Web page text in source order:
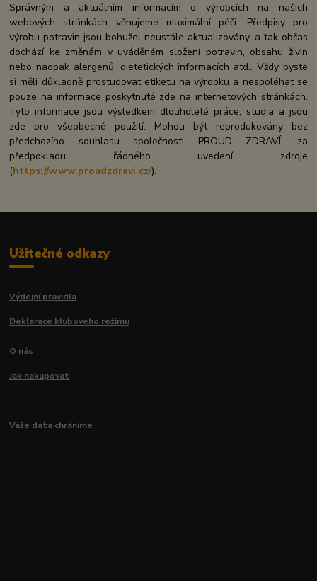
Správným a aktuálním informacím o výrobcích na našich
webových stránkách věnujeme maximální péči. Předpisy pro
výrobu potravin jsou bohužel neustále aktualizovány, a tak občas
dochází ke změnám v uváděném složení potravin, obsahu živin
nebo naopak alergenů, dietetických informacích atd.. Vždy byste
si měli důkladně prostudovat etiketu na výrobku a nespoléhat se
pouze na informace poskytnuté zde na internetových stránkách.
Tyto informace jsou výsledkem dlouholeté práce, studia a jsou
zde pro všeobecné použití. Mohou být reprodukovány bez
předchozího souhlasu společnosti PROUD ZDRAVÍ, za
předpokladu řádného uvedení zdroje
(https://www.proudzdravi.cz/).
Užitečné odkazy
Výdejní pravidla
Deklarace klubového režimu
O nás
Jak nakupovat
Vaše data chráníme